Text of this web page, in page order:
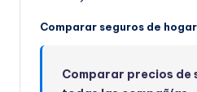
Comparar seguros de
Comparar precios de